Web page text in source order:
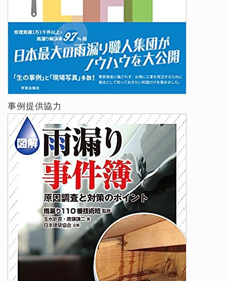
事例提供協力